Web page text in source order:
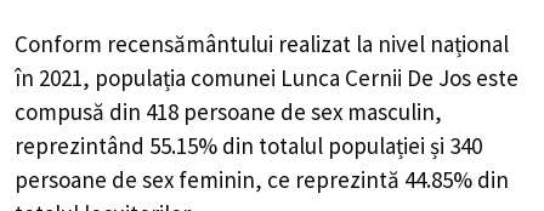
Conform recensământului realizat la nivel național
în 2021, populația comunei Lunca Cernii De Jos este
compusă din 418 persoane de sex masculin,
reprezintând 55.15% din totalul populației și 340
persoane de sex feminin, ce reprezintă 44.85% din